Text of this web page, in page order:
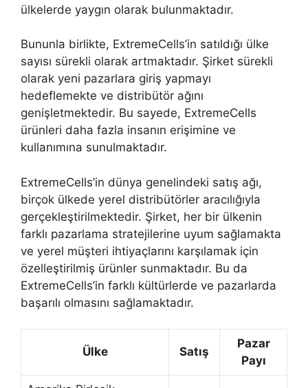
ülkelerde yaygın olarak bulunmaktadır.
Bununla birlikte, ExtremeCells’in satıldığı ülke
sayısı sürekli olarak artmaktadır. Şirket sürekli
olarak yeni pazarlara giriş yapmayı
hedeflemekte ve distribütör ağını
genişletmektedir. Bu sayede, ExtremeCells
ürünleri daha fazla insanın erişimine ve
kullanımına sunulmaktadır.
ExtremeCells’in dünya genelindeki satış ağı,
birçok ülkede yerel distribütörler aracılığıyla
gerçekleştirilmektedir. Şirket, her bir ülkenin
farklı pazarlama stratejilerine uyum sağlamakta
ve yerel müşteri ihtiyaçlarını karşılamak için
özelleştirilmiş ürünler sunmaktadır. Bu da
ExtremeCells’in farklı kültürlerde ve pazarlarda
başarılı olmasını sağlamaktadır.
Ülke Satış
Pazar
Payı